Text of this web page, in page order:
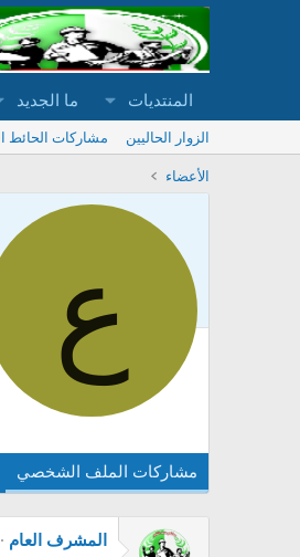
المنتديات ما الجديد
الزوار الحاليين مشاركات الحائط
الأعضاء
ع
مشاركات الملف الشخصي
المشرف العام